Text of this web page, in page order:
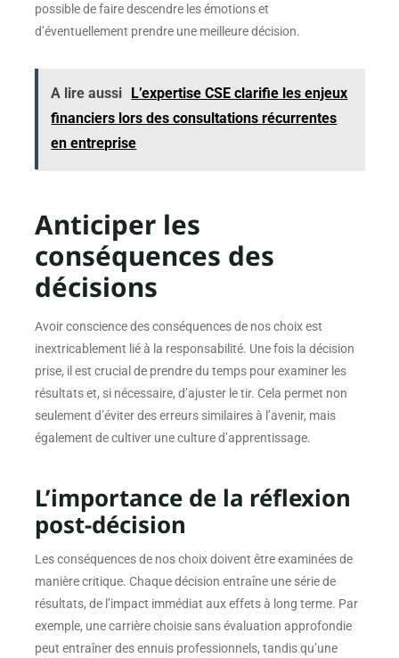
possible de faire descendre les émotions et
d’éventuellement prendre une meilleure décision.
A lire aussi L’expertise CSE clarifie les enjeux
financiers lors des consultations récurrentes
en entreprise
Anticiper les
conséquences des
décisions
Avoir conscience des conséquences de nos choix est
inextricablement lié à la responsabilité. Une fois la décision
prise, il est crucial de prendre du temps pour examiner les
résultats et, si nécessaire, d’ajuster le tir. Cela permet non
seulement d’éviter des erreurs similaires à l’avenir, mais
également de cultiver une culture d’apprentissage.
L’importance de la réflexion
post-décision
Les conséquences de nos choix doivent être examinées de
manière critique. Chaque décision entraîne une série de
résultats, de l’impact immédiat aux effets à long terme. Par
exemple, une carrière choisie sans évaluation approfondie
peut entraîner des ennuis professionnels, tandis qu’une